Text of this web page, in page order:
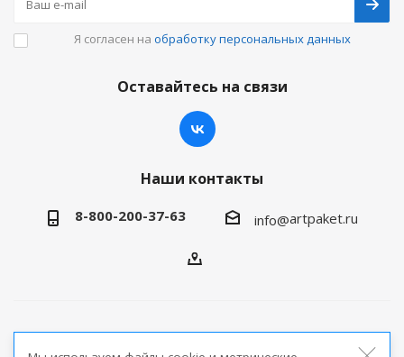
Я согласен на обработку персональных данных
Оставайтесь на связи
Наши контакты
8-800-200-37-63 info@artpaket.ru